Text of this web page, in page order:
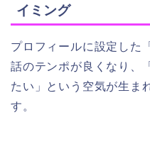
イミング
プロフィールに設定した
話のテンポが良くなり、
たい」という空気が生ま
す。